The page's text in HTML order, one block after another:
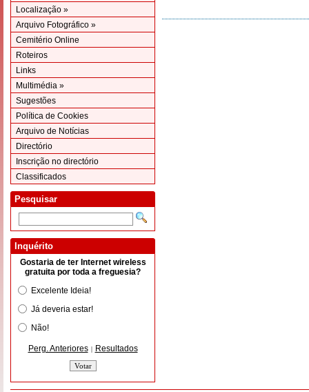
Localização »
Arquivo Fotográfico »
Cemitério Online
Roteiros
Links
Multimédia »
Sugestões
Política de Cookies
Arquivo de Notícias
Directório
Inscrição no directório
Classificados
Pesquisar
Inquérito
Gostaria de ter Internet wireless
gratuita por toda a freguesia?
Excelente Ideia!
Já deveria estar!
Não!
Perg. Anteriores | Resultados